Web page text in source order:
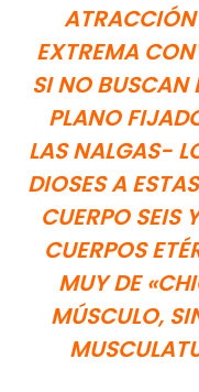
ATRACCIÓN
EXTREMA
SI NO BUSCAN
PLANO
LAS NALGAS-
DIOSES A
CUERPO SEIS
CUERPOS
MUY DE
MÚSCULO,